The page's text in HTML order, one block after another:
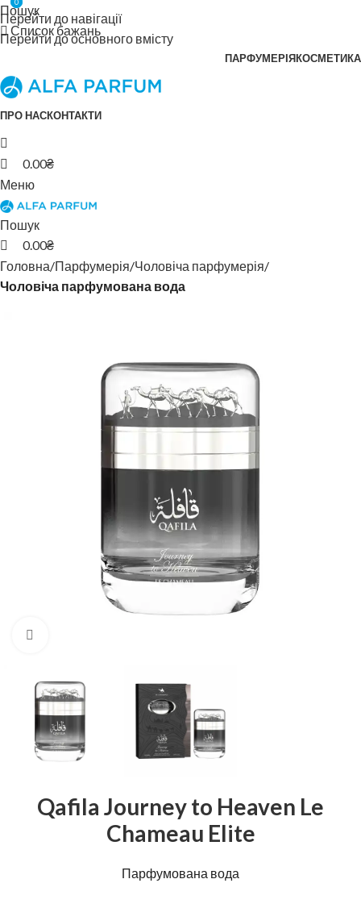
Перейти до навігації
Перейти до основного вмісту
Пошук
Список бажань
ПАРФУМЕРІЯКОСМЕТИКА
ПРО НАСКОНТАКТИ
0
0.00₴
Меню
Пошук
0
0.00₴
Головна Парфумерія Чоловіча парфумерія
Чоловіча парфумована вода
Qafila Journey to Heaven Le
Chameau Elite
Парфумована вода